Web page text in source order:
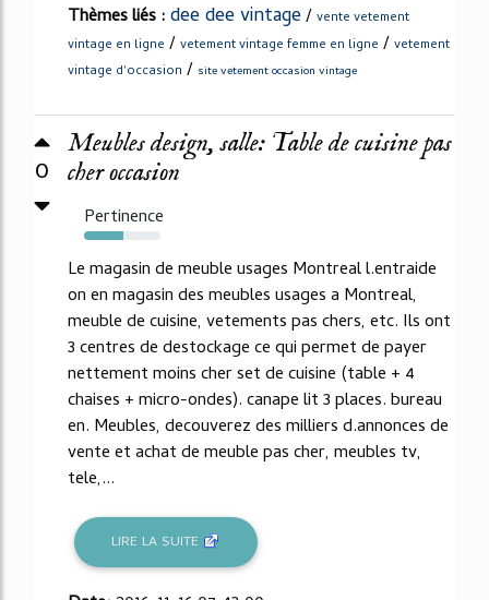
Thèmes liés :dee dee vintage/ vente vetement
vintage en ligne / vetement vintage femme en ligne / vetement
vintage d'occasion / site vetement occasion vintage
0
Meubles design, salle: Table de cuisine pas
cher occasion
Pertinence
51%
Le magasin de meuble usages Montreal l.entraide
on en magasin des meubles usages a Montreal,
meuble de cuisine, vetements pas chers, etc. Ils ont
3 centres de destockage ce qui permet de payer
nettement moins cher set de cuisine (table + 4
chaises + micro-ondes). canape lit 3 places. bureau
en. Meubles, decouverez des milliers d.annonces de
vente et achat de meuble pas cher, meubles tv,
tele,...
LIRE LA SUITE